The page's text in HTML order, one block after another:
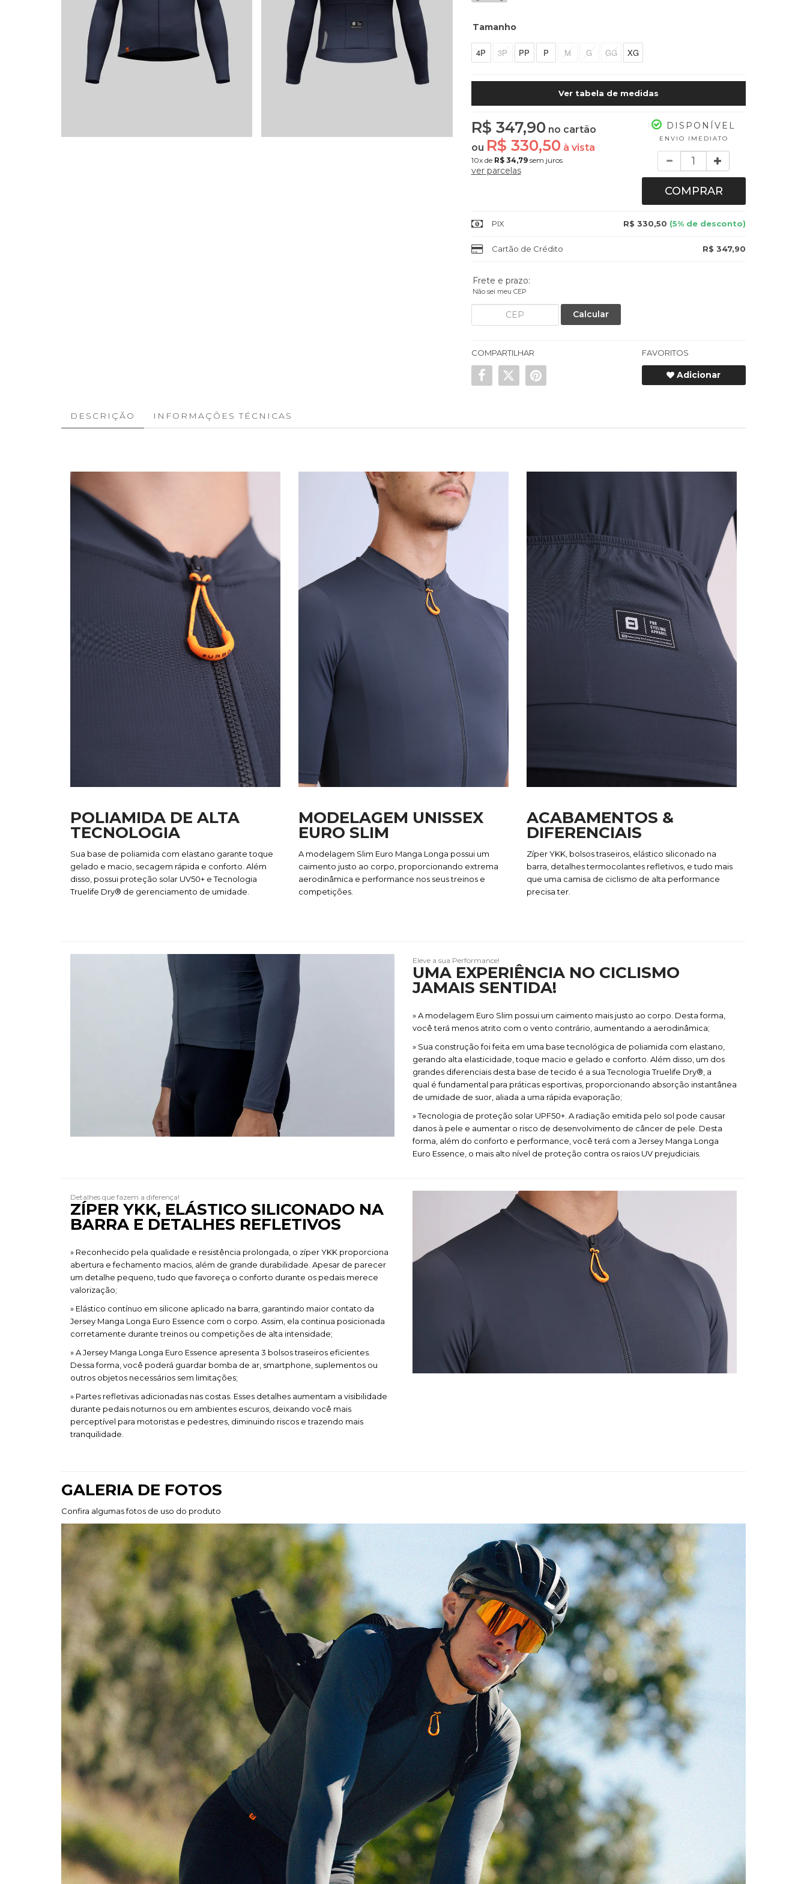
Tamanho
4P 3P PP P M G GG XG
Ver tabela de medidas
R$ 347,90 no cartão
ou R$ 330,50 à vista
10xde R$ 34,79sem juros
ver parcelas
DISPONÍVEL
ENVIO IMEDIATO
Quantidade
COMPRAR
PIX R$ 330,50 (5% de desconto)
Cartão de Crédito R$ 347,90
Frete e prazo:
Não sei meu CEP
Calcular
COMPARTILHAR FAVORITOS
Adicionar
DESCRIÇÃO INFORMAÇÕES TÉCNICAS
POLIAMIDA DE ALTA
TECNOLOGIA
Sua base de poliamida com elastano garante toque
gelado e macio, secagem rápida e conforto. Além
disso, possui proteção solar UV50+ e Tecnologia
Truelife Dry® de gerenciamento de umidade.
MODELAGEM UNISSEX
EURO SLIM
A modelagem Slim Euro Manga Longa possui um
caimento justo ao corpo, proporcionando extrema
aerodinâmica e performance nos seus treinos e
competições.
ACABAMENTOS &
DIFERENCIAIS
Zíper YKK, bolsos traseiros, elástico siliconado na
barra, detalhes termocolantes refletivos, e tudo mais
que uma camisa de ciclismo de alta performance
precisa ter.
Eleve a sua Performance!
UMA EXPERIÊNCIA NO CICLISMO
JAMAIS SENTIDA!
» A modelagem Euro Slim possui um caimento mais justo ao corpo. Desta forma,
você terá menos atrito com o vento contrário, aumentando a aerodinâmica;
» Sua construção foi feita em uma base tecnológica de poliamida com elastano,
gerando alta elasticidade, toque macio e gelado e conforto. Além disso, um dos
grandes diferenciais desta base de tecido é a sua Tecnologia Truelife Dry®, a
qual é fundamental para práticas esportivas, proporcionando absorção instantânea
de umidade de suor, aliada a uma rápida evaporação;
» Tecnologia de proteção solar UPF50+. A radiação emitida pelo sol pode causar
danos à pele e aumentar o risco de desenvolvimento de câncer de pele. Desta
forma, além do conforto e performance, você terá com a Jersey Manga Longa
Euro Essence, o mais alto nível de proteção contra os raios UV prejudiciais.
Detalhes que fazem a diferença!
ZÍPER YKK, ELÁSTICO SILICONADO NA
BARRA E DETALHES REFLETIVOS
» Reconhecido pela qualidade e resistência prolongada, o zíper YKK proporciona
abertura e fechamento macios, além de grande durabilidade. Apesar de parecer
um detalhe pequeno, tudo que favoreça o conforto durante os pedais merece
valorização;
» Elástico contínuo em silicone aplicado na barra, garantindo maior contato da
Jersey Manga Longa Euro Essence com o corpo. Assim, ela continua posicionada
corretamente durante treinos ou competições de alta intensidade;
» A Jersey Manga Longa Euro Essence apresenta 3 bolsos traseiros eficientes.
Dessa forma, você poderá guardar bomba de ar, smartphone, suplementos ou
outros objetos necessários sem limitações;
» Partes refletivas adicionadas nas costas. Esses detalhes aumentam a visibilidade
durante pedais noturnos ou em ambientes escuros, deixando você mais
perceptível para motoristas e pedestres, diminuindo riscos e trazendo mais
tranquilidade.
GALERIA DE FOTOS
Confira algumas fotos de uso do produto